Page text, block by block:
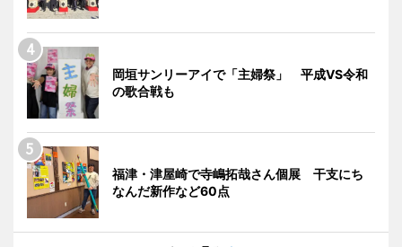
岡垣サンリーアイで「主婦祭」 平成VS令和
の歌合戦も
福津・津屋崎で寺嶋拓哉さん個展 干支にち
なんだ新作など60点